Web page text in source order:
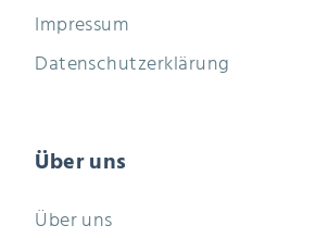
Impressum
Datenschutzerklärung
Über uns
Über uns